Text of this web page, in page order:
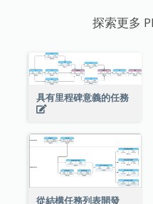
探索更多
具有里程碑意義的任務
從結構任務列表開發